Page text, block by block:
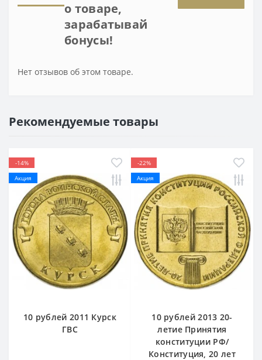
о товаре,
зарабатывай
бонусы!
Нет отзывов об этом товаре.
Рекомендуемые товары
-14%
Акция
10 рублей 2011 Курск
ГВС
-22%
Акция
10 рублей 2013 20-
летие Принятия
конституции РФ/
Конституция, 20 лет